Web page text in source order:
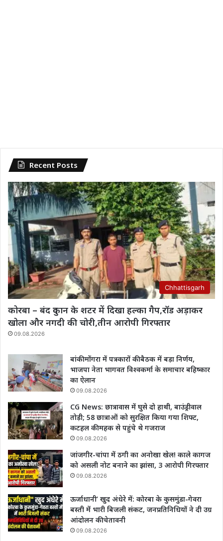
Recent Posts
Chhattisgarh
कोरबा – बंद दुकान के शटर में दिखा हल्का गैप,रॉड अड़ाकर
खोला और नगदी की चोरी,तीन आरोपी गिरफ्तार
09.08.2026
बांकी मोंगरा में पत्रकारों की बैठक में बड़ा निर्णय,
भाजपा नेता भागवत विश्वकर्मा के समाचार बहिष्कार
का ऐलान
09.08.2026
CG News: छात्रावास में घुसे दो हाथी, बाउंड्रीवाल
तोड़ी; 58 छात्राओं को सुरक्षित किया गया शिफ्ट,
कटहल की महक से पहुंचे थे गजराज
09.08.2026
जांजगीर-चांपा में ठगी का अनोखा खेल! काले कागज
को असली नोट बनाने का झांसा, 3 आरोपी गिरफ्तार
09.08.2026
ऊर्जाधानी’ खुद अंधेरे में: कोरबा के कुसमुंडा-गेवरा
बस्ती में भारी बिजली संकट, जनप्रतिनिधियों ने दी उग्र
आंदोलन की चेतावनी
09.08.2026